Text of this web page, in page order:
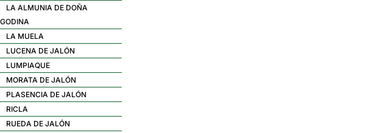
LA ALMUNIA DE DOÑA
GODINA
LA MUELA
LUCENA DE JALÓN
LUMPIAQUE
MORATA DE JALÓN
PLASENCIA DE JALÓN
RICLA
RUEDA DE JALÓN